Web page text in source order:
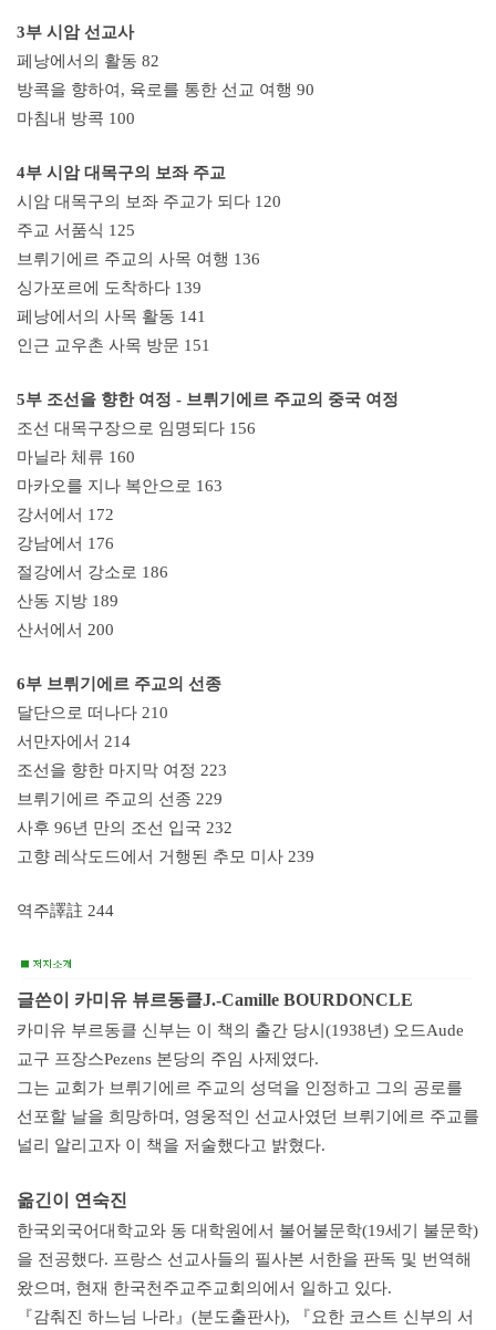
3부 시암 선교사
페낭에서의 활동 82
방콕을 향하여, 육로를 통한 선교 여행 90
마침내 방콕 100
4부 시암 대목구의 보좌 주교
시암 대목구의 보좌 주교가 되다 120
주교 서품식 125
브뤼기에르 주교의 사목 여행 136
싱가포르에 도착하다 139
페낭에서의 사목 활동 141
인근 교우촌 사목 방문 151
5부 조선을 향한 여정 - 브뤼기에르 주교의 중국 여정
조선 대목구장으로 임명되다 156
마닐라 체류 160
마카오를 지나 복안으로 163
강서에서 172
강남에서 176
절강에서 강소로 186
산동 지방 189
산서에서 200
6부 브뤼기에르 주교의 선종
달단으로 떠나다 210
서만자에서 214
조선을 향한 마지막 여정 223
브뤼기에르 주교의 선종 229
사후 96년 만의 조선 입국 232
고향 레삭도드에서 거행된 추모 미사 239
역주譯註 244
글쓴이 카미유 뷰르동클J.-Camille BOURDONCLE
카미유 부르동클 신부는 이 책의 출간 당시(1938년) 오드Aude
교구 프장스Pezens 본당의 주임 사제였다.
그는 교회가 브뤼기에르 주교의 성덕을 인정하고 그의 공로를
선포할 날을 희망하며, 영웅적인 선교사였던 브뤼기에르 주교를
널리 알리고자 이 책을 저술했다고 밝혔다.
옮긴이 연숙진
한국외국어대학교와 동 대학원에서 불어불문학(19세기 불문학)
을 전공했다. 프랑스 선교사들의 필사본 서한을 판독 및 번역해
왔으며, 현재 한국천주교주교회의에서 일하고 있다.
『감춰진 하느님 나라』(분도출판사), 『요한 코스트 신부의 서